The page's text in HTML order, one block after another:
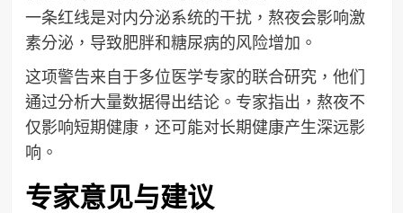
一条红线是对内分泌系统的干扰，熬夜会影响激
素分泌，导致肥胖和糖尿病的风险增加。
这项警告来自于多位医学专家的联合研究，他们
通过分析大量数据得出结论。专家指出，熬夜不
仅影响短期健康，还可能对长期健康产生深远影
响。
专家意见与建议